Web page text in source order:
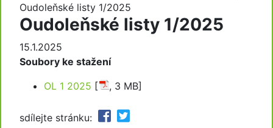
Oudoleňské listy 1/2025
Oudoleňské listy 1/2025
15.1.2025
Soubory ke stažení
OL 1 2025 [ , 3 MB]
sdílejte stránku: